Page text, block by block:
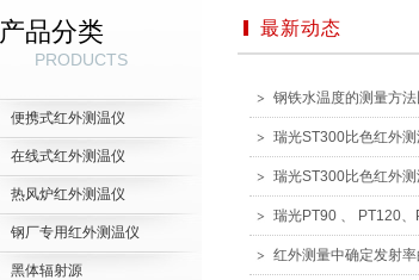
最新动态
钢铁水温度的测量方
瑞光ST300比色红外
瑞光ST300比色红外
瑞光PT90 、 PT120
红外测量中确定发射
产品分类
PRODUCTS
便携式红外测温仪
在线式红外测温仪
热风炉红外测温仪
钢厂专用红外测温仪
黑体辐射源